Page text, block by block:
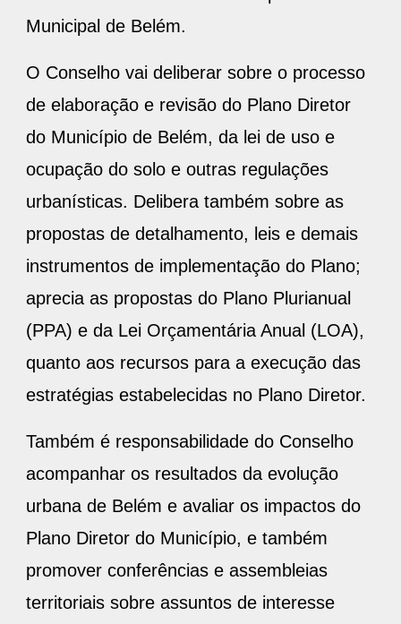
Municipal de Belém.
O Conselho vai deliberar sobre o processo
de elaboração e revisão do Plano Diretor
do Município de Belém, da lei de uso e
ocupação do solo e outras regulações
urbanísticas. Delibera também sobre as
propostas de detalhamento, leis e demais
instrumentos de implementação do Plano;
aprecia as propostas do Plano Plurianual
(PPA) e da Lei Orçamentária Anual (LOA),
quanto aos recursos para a execução das
estratégias estabelecidas no Plano Diretor.
Também é responsabilidade do Conselho
acompanhar os resultados da evolução
urbana de Belém e avaliar os impactos do
Plano Diretor do Município, e também
promover conferências e assembleias
territoriais sobre assuntos de interesse